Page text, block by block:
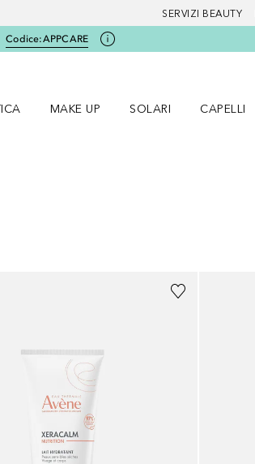
SERVIZI BEAUTY
Codice:APPCARE
Home
MAKE UP
SOLARI
CAPELLI